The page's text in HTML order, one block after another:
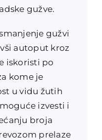
gužve.
gužvi
autoput kroz
iskoristi po
kome je
u vidu žutih
izvesti i
broja
prelaze